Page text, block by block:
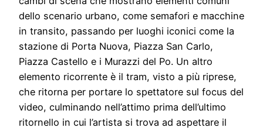
dello scenario urbano, come semafori e macchine
in transito, passando per luoghi iconici come la
stazione di Porta Nuova, Piazza San Carlo,
Piazza Castello e i Murazzi del Po. Un altro
elemento ricorrente è il tram, visto a più riprese,
che ritorna per portare lo spettatore sul focus del
video, culminando nell’attimo prima dell’ultimo
ritornello in cui l’artista si trova ad aspettare il